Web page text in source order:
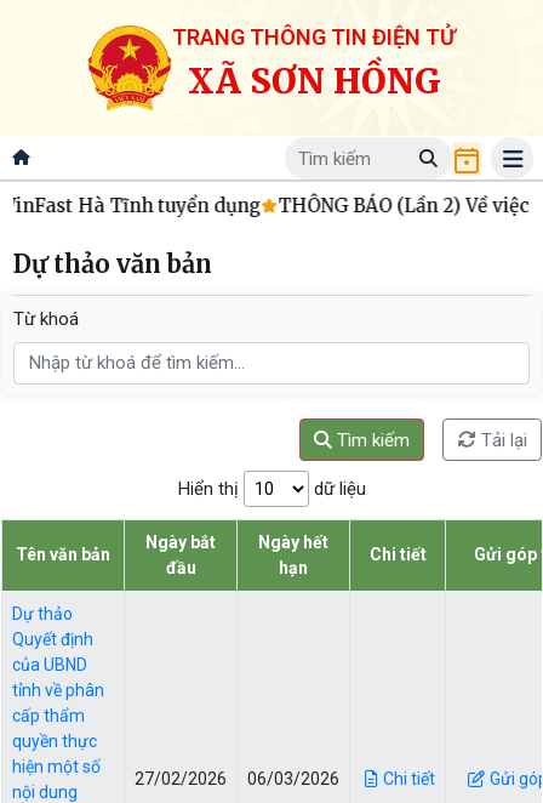
TRANG THÔNG TIN ĐIỆN TỬ
XÃ SƠN HỒNG
Hà Tĩnh tuyển dụng THÔNG BÁO (Lần 2) Về việc
Dự thảo văn bản
Từ khoá
Tìm kiếm Tải lại
Hiển thị dữ liệu
Tên văn bản
Ngày bắt
đầu
Ngày hết
hạn
Chi tiết Gửi góp
Dự thảo
Quyết định
của UBND
tỉnh về phân
cấp thẩm
quyền thực
hiện một số
nội dung
27/02/2026 06/03/2026 Chi tiết Gửi